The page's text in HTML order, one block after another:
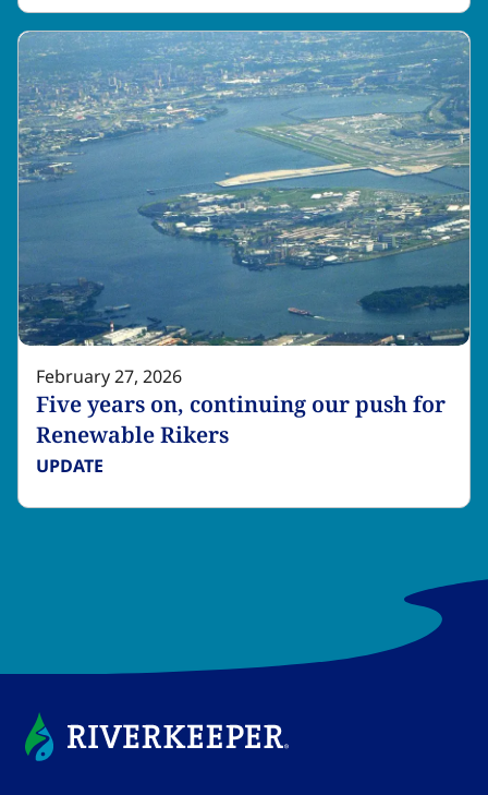
February 27, 2026
Five years on, continuing our push for
Renewable Rikers​​​​‌ ‍ ​‍​‍‌‍ ‌ ​‍‌‍‍‌‌‍‌ ‌‍‍‌‌‍ ‍​‍​‍​ ‍‍​‍​‍‌ ​ ‌‍​‌‌‍ ‍‌‍‍‌‌ ‌​‌ ‍‌​‍ ‍‌‍‍‌‌‍ ​‍​‍​‍ ​​‍​‍‌‍‍​‌ ​‍‌‍‌‌‌‍‌‍​‍​‍​ ‍‍​‍​‍‌‍‍​‌ ‌​‌ ‌​‌ ​​‌ ​ ​ ‍‍​‍ ​‍ ‌‍​ ‌‍ ‌‌ ​ ​‍ ‍‌‍ ‌‌‍​‌‌‍‍‌‌‍ ‍​‍ ‍​ ​‍​ ​​​ ​‍​ ‌​‌ ​‍‌‍‌‌‌‍‌​‌‍‌‌‌ ​ ‌‍‍‌‌‍‌ ‌‍ ‍​‍ ‍‌ ​‍‌‍‍‌‌ ‌‍‌‍‌‌‌ ​‍‌‍‍ ‌‍‌‌‌‍‌‌‌ ​​‌‍‌‌‌ ​‍​‍ ‍‌‍ ‌ ​‍‌‍‌ ​‍ ‌‍‍‌‌‍ ‍‌ ‌​‌‍‌‌‌‍ ‍‌ ‌​​‍ ‌‍‌‌‌‍‌​‌‍‍‌‌ ‌​​‍ ‌‍ ‌‌‍ ‌‍‌​‌‍‌‌​ ‌‌ ​​‌ ​‍‌‍‌‌‌ ​ ‌‍‌‌‌‍ ‍‌ ‌​‌‍​‌‌ ‌​‌‍‍‌‌‍ ‌‍ ‍​ ‍ ‌‍‍‌‌‍‌​​ ‌​ ​ ​ ‌ ​ ​‌​ ‌​‌‍‌‍​ ​‍​ ​ ​ ‍‌​‍ ‌​ ‌ ​ ​‍​ ​ ‌‍​‌​‍ ‌​ ‌​​ ‍​​ ‌​​ ‍​​‍ ‌‌‍​‍​ ‌‍​ ​‌​ ​ ​‍ ‌​ ​ ‌‍​‌​ ‍​​ ‌‌​ ​ ‌‍‌‌‌‍​‌​ ​​‌‍‌‌​ ‍‌‌‍‌‍‌‍​ ​ ‍ ‌ ‌​‌ ‍‌‌ ​​‌‍‌‌​ ‌‌‍​‌‌ ​‍‌ ‌​‌‍‍‌‌‍​ ‌‍ ​‌‍‌‌​ ‍ ‌ ​​‌‍​‌‌ ‌​‌‍‍​​ ‌‌ ‌​‌‍‍‌‌ ‌​‌‍ ​‌‍‌‌​ ‌‍​‍‌‍​‌‌ ​ ‌‍‌‌‌‌‌‌‌ ​‍‌‍ ​​ ‌‌‍‍​‌ ‌​‌ ‌​‌ ​​‌ ​ ​‍‌‌​ ​ ‌​​‌​‍‌‌​ ​‍‌​‌‍​‍‌‌​ ​‍‌​‌‍‌‍​ ‌‍ ‌‌ ​ ​‍ ‍‌‍ ‌‌‍​‌‌‍‍‌‌‍ ‍​‍ ‍​ ​‍​ ​​​ ​‍​ ‌​‌ ​‍‌‍‌‌‌‍‌​‌‍‌‌‌ ​ ‌‍‍‌‌‍‌ ‌‍ ‍​‍ ‍‌ ​‍‌‍‍‌‌ ‌‍‌‍‌‌‌ ​‍‌‍‍ ‌‍‌‌‌‍‌‌‌ ​​‌‍‌‌‌ ​‍​‍ ‍‌‍ ‌ ​‍‌‍‌ ​‍‌‍‌‍‍‌‌‍‌​​ ‌​ ​ ​ ‌ ​ ​‌​ ‌​‌‍‌‍​ ​‍​ ​ ​ ‍‌​‍ ‌​ ‌ ​ ​‍​ ​ ‌‍​‌​‍ ‌​ ‌​​ ‍​​ ‌​​ ‍​​‍ ‌‌‍​‍​ ‌‍​ ​‌​ ​ ​‍ ‌​ ​ ‌‍​‌​ ‍​​ ‌‌​ ​ ‌‍‌‌‌‍​‌​ ​​‌‍‌‌​ ‍‌‌‍‌‍‌‍​ ​‍‌‍‌ ‌​‌ ‍‌‌ ​​‌‍‌‌​ ‌‌‍​‌‌ ​‍‌ ‌​‌‍‍‌‌‍​ ‌‍ ​‌‍‌‌​‍‌‍‌ ​​‌‍​‌‌ ‌​‌‍‍​​ ‌‌ ‌​‌‍‍‌‌ ‌​‌‍ ​‌‍‌‌​‍‌‍‌ ​​‌‍‌‌‌ ​‍‌ ​ ‌ ​​‌‍‌‌‌‍​ ‌ ‌​‌‍‍‌‌ ‌‍‌‍‌‌​ ‌‌ ​​‌ ‌‌‌‍​‍‌‍ ​‌‍‍‌‌ ​ ‌‍‍​‌‍‌‌‌‍‌​​‍​‍‌ ‌
UPDATE​​​​‌ ‍ ​‍​‍‌‍ ‌ ​‍‌‍‍‌‌‍‌ ‌‍‍‌‌‍ ‍​‍​‍​ ‍‍​‍​‍‌ ​ ‌‍​‌‌‍ ‍‌‍‍‌‌ ‌​‌ ‍‌​‍ ‍‌‍‍‌‌‍ ​‍​‍​‍ ​​‍​‍‌‍‍​‌ ​‍‌‍‌‌‌‍‌‍​‍​‍​ ‍‍​‍​‍‌‍‍​‌ ‌​‌ ‌​‌ ​​‌ ​ ​ ‍‍​‍ ​‍ ‌‍​ ‌‍ ‌‌ ​ ​‍ ‍‌‍ ‌‌‍​‌‌‍‍‌‌‍ ‍​‍ ‍​ ​‍​ ​​​ ​‍​ ‌​‌ ​‍‌‍‌‌‌‍‌​‌‍‌‌‌ ​ ‌‍‍‌‌‍‌ ‌‍ ‍​‍ ‍‌ ​‍‌‍‍‌‌ ‌‍‌‍‌‌‌ ​‍‌‍‍ ‌‍‌‌‌‍‌‌‌ ​​‌‍‌‌‌ ​‍​‍ ‍‌‍ ‌ ​‍‌‍‌ ​‍ ‌‍‍‌‌‍ ‍‌ ‌​‌‍‌‌‌‍ ‍‌ ‌​​‍ ‌‍‌‌‌‍‌​‌‍‍‌‌ ‌​​‍ ‌‍ ‌‌‍ ‌‍‌​‌‍‌‌​ ‌‌ ​​‌ ​‍‌‍‌‌‌ ​ ‌‍‌‌‌‍ ‍‌ ‌​‌‍​‌‌ ‌​‌‍‍‌‌‍ ‌‍ ‍​ ‍ ‌‍‍‌‌‍‌​​ ‌​ ‌‍‌‍​‍​ ‌‌‌‍‌‌​ ‌‍​ ​ ‌‍‌‍‌‍‌‍​‍ ‌​ ​‌​ ‌​​ ‌‍​ ‌ ​‍ ‌​ ‌​​ ‌‌‌‍​‌​ ​‌​‍ ‌‌‍​‌‌‍​‌​ ​​‌‍​‌​‍ ‌​ ​ ​ ​‌‌‍‌‌‌‍​‍​ ‌​​ ​‍‌‍‌‍​ ‍‌​ ​‍​ ​ ​ ‌ ​ ‍‌​ ‍ ‌ ‌​‌ ‍‌‌ ​​‌‍‌‌​ ‌‌‍​ ‌‍​‌‌ ‌​‌‍‌‌‌‍‌ ‌‍ ‌ ​‍‌ ‍‌​ ‍ ‌ ​​‌‍​‌‌ ‌​‌‍‍​​ ‌‌‍ ‍‌‍​‌‌‍ ‌‌‍‌‌​ ‌‍​‍‌‍​‌‌ ​ ‌‍‌‌‌‌‌‌‌ ​‍‌‍ ​​ ‌‌‍‍​‌ ‌​‌ ‌​‌ ​​‌ ​ ​‍‌‌​ ​ ‌​​‌​‍‌‌​ ​‍‌​‌‍​‍‌‌​ ​‍‌​‌‍‌‍​ ‌‍ ‌‌ ​ ​‍ ‍‌‍ ‌‌‍​‌‌‍‍‌‌‍ ‍​‍ ‍​ ​‍​ ​​​ ​‍​ ‌​‌ ​‍‌‍‌‌‌‍‌​‌‍‌‌‌ ​ ‌‍‍‌‌‍‌ ‌‍ ‍​‍ ‍‌ ​‍‌‍‍‌‌ ‌‍‌‍‌‌‌ ​‍‌‍‍ ‌‍‌‌‌‍‌‌‌ ​​‌‍‌‌‌ ​‍​‍ ‍‌‍ ‌ ​‍‌‍‌ ​‍‌‍‌‍‍‌‌‍‌​​ ‌​ ‌‍‌‍​‍​ ‌‌‌‍‌‌​ ‌‍​ ​ ‌‍‌‍‌‍‌‍​‍ ‌​ ​‌​ ‌​​ ‌‍​ ‌ ​‍ ‌​ ‌​​ ‌‌‌‍​‌​ ​‌​‍ ‌‌‍​‌‌‍​‌​ ​​‌‍​‌​‍ ‌​ ​ ​ ​‌‌‍‌‌‌‍​‍​ ‌​​ ​‍‌‍‌‍​ ‍‌​ ​‍​ ​ ​ ‌ ​ ‍‌​‍‌‍‌ ‌​‌ ‍‌‌ ​​‌‍‌‌​ ‌‌‍​ ‌‍​‌‌ ‌​‌‍‌‌‌‍‌ ‌‍ ‌ ​‍‌ ‍‌​‍‌‍‌ ​​‌‍​‌‌ ‌​‌‍‍​​ ‌‌‍ ‍‌‍​‌‌‍ ‌‌‍‌‌​‍‌‍‌ ​​‌‍‌‌‌ ​‍‌ ​ ‌ ​​‌‍‌‌‌‍​ ‌ ‌​‌‍‍‌‌ ‌‍‌‍‌‌​ ‌‌ ​​‌ ‌‌‌‍​‍‌‍ ​‌‍‍‌‌ ​ ‌‍‍​‌‍‌‌‌‍‌​​‍​‍‌ ‌